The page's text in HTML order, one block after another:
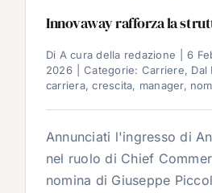
Innovaway rafforza la
Di A cura della redazione
6
2026
Categorie: Carriere, Dal
carriera,crescita, manager,
Annunciati l'ingresso di
nel ruolo di Chief
nomina di Giuseppe